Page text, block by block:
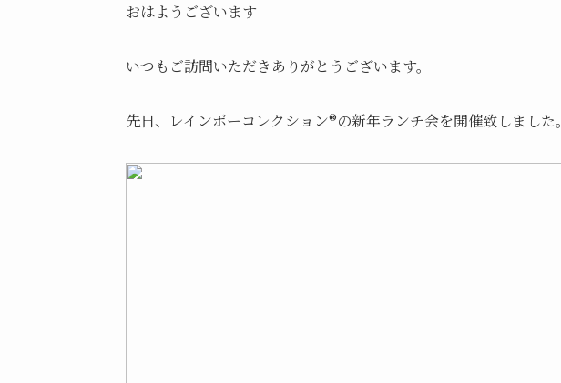
おはようございます
いつもご訪問いただきありがとうございます。
先日、レインボーコレクション®︎の新年ランチ会を開催致しました。